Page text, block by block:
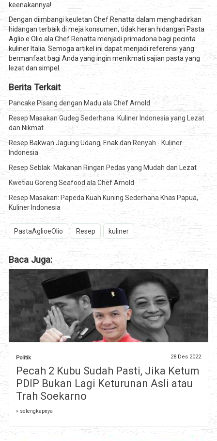
keenakannya!
Dengan diimbangi keuletan Chef Renatta dalam menghadirkan
hidangan terbaik di meja konsumen, tidak heran hidangan Pasta
Aglio e Olio ala Chef Renatta menjadi primadona bagi pecinta
kuliner Italia. Semoga artikel ini dapat menjadi referensi yang
bermanfaat bagi Anda yang ingin menikmati sajian pasta yang
lezat dan simpel.
Berita Terkait
Pancake Pisang dengan Madu ala Chef Arnold
Resep Masakan Gudeg Sederhana: Kuliner Indonesia yang Lezat
dan Nikmat
Resep Bakwan Jagung Udang, Enak dan Renyah - Kuliner
Indonesia
Resep Seblak: Makanan Ringan Pedas yang Mudah dan Lezat
Kwetiau Goreng Seafood ala Chef Arnold
Resep Masakan: Papeda Kuah Kuning Sederhana Khas Papua,
Kuliner Indonesia
PastaAglioeOlio Resep kuliner
Baca Juga:
Politik 28 Des 2022
Pecah 2 Kubu Sudah Pasti, Jika Ketum
PDIP Bukan Lagi Keturunan Asli atau
Trah Soekarno
» selengkapnya